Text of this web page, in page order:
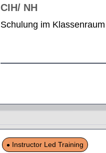
CIH/ NH
Schulung im
Instructor Led Training